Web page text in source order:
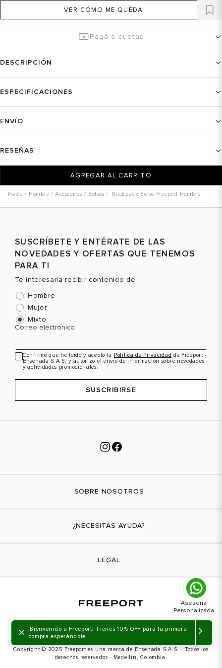
×
¡Bienvenido a Freeport! Tienes 10% OFF para tu primera
compra esperándote
VER CÓMO ME QUEDA
Paga a cuotas
DESCRIPCIÓN
ESPECIFICACIONES
ENVÍO
RESEÑAS
AGREGAR AL CARRITO
Hombre Accesorios Bolsos Backpack Bolso Freeport Hombre
SUSCRÍBETE Y ENTÉRATE DE LAS
NOVEDADES Y OFERTAS QUE TENEMOS
PARA TI
Te interesaría recibir contenido de:
Hombre
Mujer
Mixto
Correo electrónico
Confirmo que he leído y acepto la Política de Privacidad de Freeport -
Ensenada S.A.S, y autorizo el envío de información sobre novedades
y actividades promocionales.
SUSCRIBIRSE
SOBRE NOSOTROS
¿NECESITAS AYUDA?
Cambios y devoluciones
PQRs
LEGAL
Términos y condiciones
Aviso de privacidad
Política de tratamiento de datos personales
Política de transparencia
Copyright © 2025 Freeport es una marca de Ensenada S.A.S. - Todos los
derechos reservados - Medellín, Colombia.